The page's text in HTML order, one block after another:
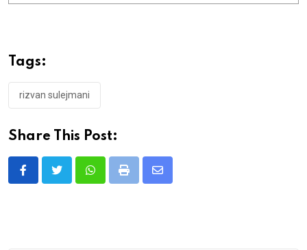
Tags:
rizvan sulejmani
Share This Post:
WhatsappPrint
Share